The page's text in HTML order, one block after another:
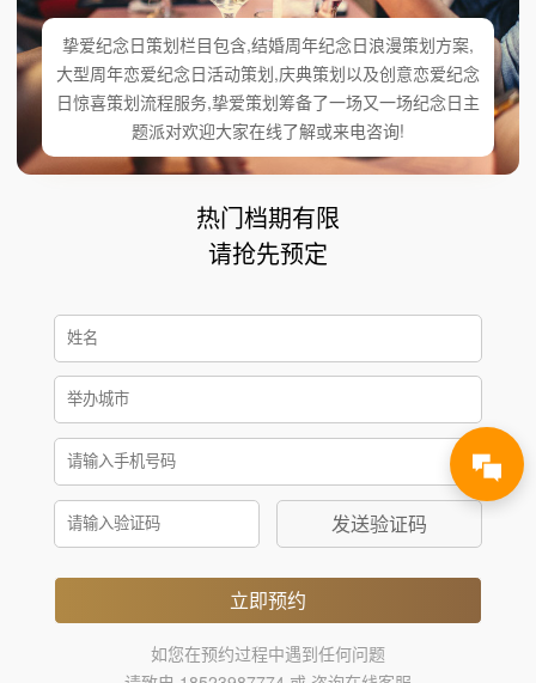
挚爱纪念日策划栏目包含,结婚周年纪念日浪漫策划方案,
大型周年恋爱纪念日活动策划,庆典策划以及创意恋爱纪念
日惊喜策划流程服务,挚爱策划筹备了一场又一场纪念日主
题派对欢迎大家在线了解或来电咨询!
热门档期有限
请抢先预定
发送验证码
立即预约
如您在预约过程中遇到任何问题